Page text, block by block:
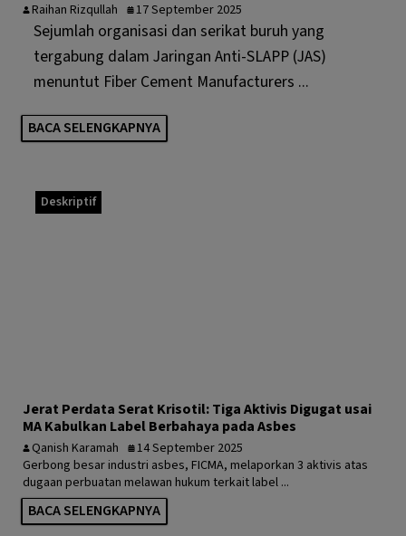
Raihan Rizqullah 17 September 2025
Sejumlah organisasi dan serikat buruh yang
tergabung dalam Jaringan Anti-SLAPP (JAS)
menuntut Fiber Cement Manufacturers ...
BACA SELENGKAPNYA
Deskriptif
Jerat Perdata Serat Krisotil: Tiga Aktivis Digugat usai
MA Kabulkan Label Berbahaya pada Asbes
Qanish Karamah
14 September 2025
Gerbong besar industri asbes, FICMA, melaporkan 3 aktivis atas
dugaan perbuatan melawan hukum terkait label ...
BACA SELENGKAPNYA